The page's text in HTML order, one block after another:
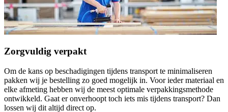
Zorgvuldig verpakt
Om de kans op beschadigingen tijdens transport te minimaliseren
pakken wij je bestelling zo goed mogelijk in. Voor ieder materiaal en
elke afmeting hebben wij de meest optimale verpakkingsmethode
ontwikkeld. Gaat er onverhoopt toch iets mis tijdens transport? Dan
lossen wij dit altijd direct op.